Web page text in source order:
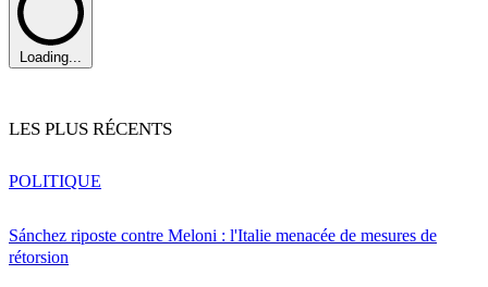
Loading...
LES PLUS RÉCENTS
Sánchez riposte contre Meloni : l'Italie menacée de mesures de
rétorsion
POLITIQUE